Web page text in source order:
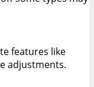
features like
adjustments.